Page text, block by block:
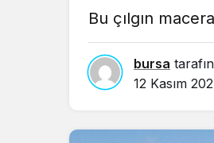
Bu çılgın
bursa
12 Kasım